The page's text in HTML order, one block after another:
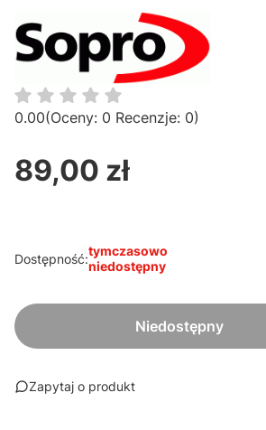
0.00(Oceny: 0 Recenzje: 0)
Cena
89,00 zł
Dostępność:tymczasowo
niedostępny
Niedostępny
Zapytaj o produkt